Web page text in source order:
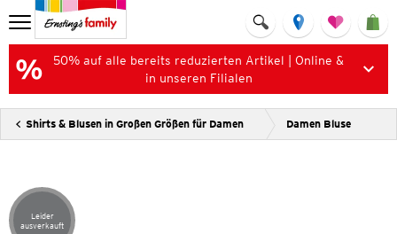
50% auf alle bereits reduzierten Artikel | Online &
in unseren Filialen
Shirts & Blusen in Großen Größen für Damen Damen Bluse
Artikel leider ausverkauft
Leider
ausverkauft